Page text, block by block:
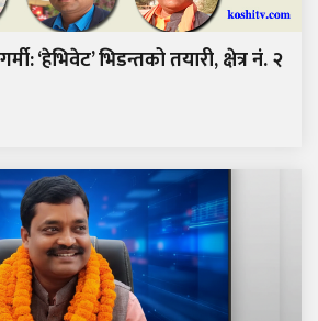
‘हेभिवेट’ भिडन्तको तयारी, क्षेत्र नं. २